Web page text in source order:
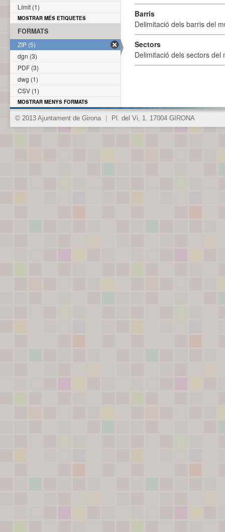
Barris
Delimitació dels barris del
Sectors
Delimitació dels sectors del
Límit (1)
MOSTRAR MÉS ETIQUETES
FORMATS
ZIP (5)
dgn (3)
PDF (3)
dwg (1)
CSV (1)
MOSTRAR MENYS FORMATS
© 2013 Ajuntament de Girona Pl. del Vi, 1. 17004 GIRONA